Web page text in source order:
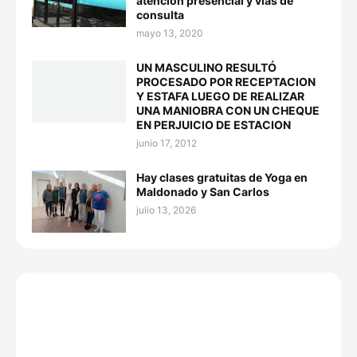
consulta
mayo 13, 2020
UN MASCULINO RESULTÓ
PROCESADO POR RECEPTACION
Y ESTAFA LUEGO DE REALIZAR
UNA MANIOBRA CON UN CHEQUE
EN PERJUICIO DE ESTACION
junio 17, 2012
Hay clases gratuitas de Yoga en
Maldonado y San Carlos
julio 13, 2026